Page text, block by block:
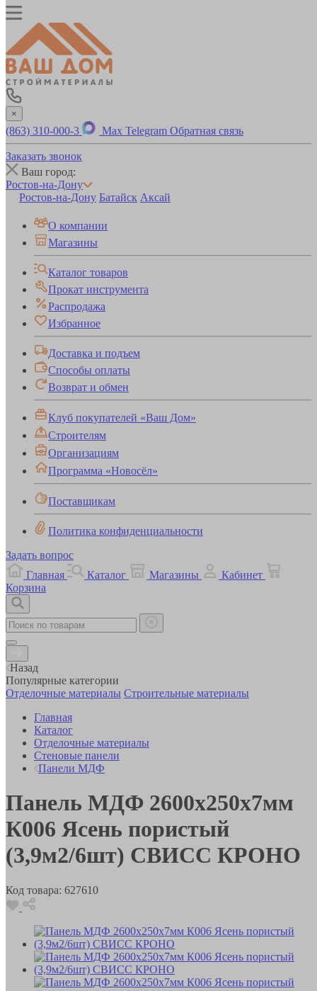
×
(863) 310-000-3 Max Telegram Обратная связь
Заказать звонок
Ваш город:
Ростов-на-Дону
Ростов-на-Дону Батайск Аксай
О компании
Магазины
Каталог товаров
Прокат инструмента
Распродажа
Избранное
Доставка и подъем
Способы оплаты
Возврат и обмен
Клуб покупателей «Ваш Дом»
Строителям
Организациям
Программа «Новосёл»
Поставщикам
Политика конфиденциальности
Задать вопрос
Главная
Каталог Магазины
Кабинет
Корзина
Назад
Популярные категории
Отделочные материалы Строительные материалы
Главная
Каталог
Отделочные материалы
Стеновые панели
Панели МДФ
Панель МДФ 2600х250х7мм
К006 Ясень пористый
(3,9м2/6шт) СВИСС КРОНО
Код товара: 627610